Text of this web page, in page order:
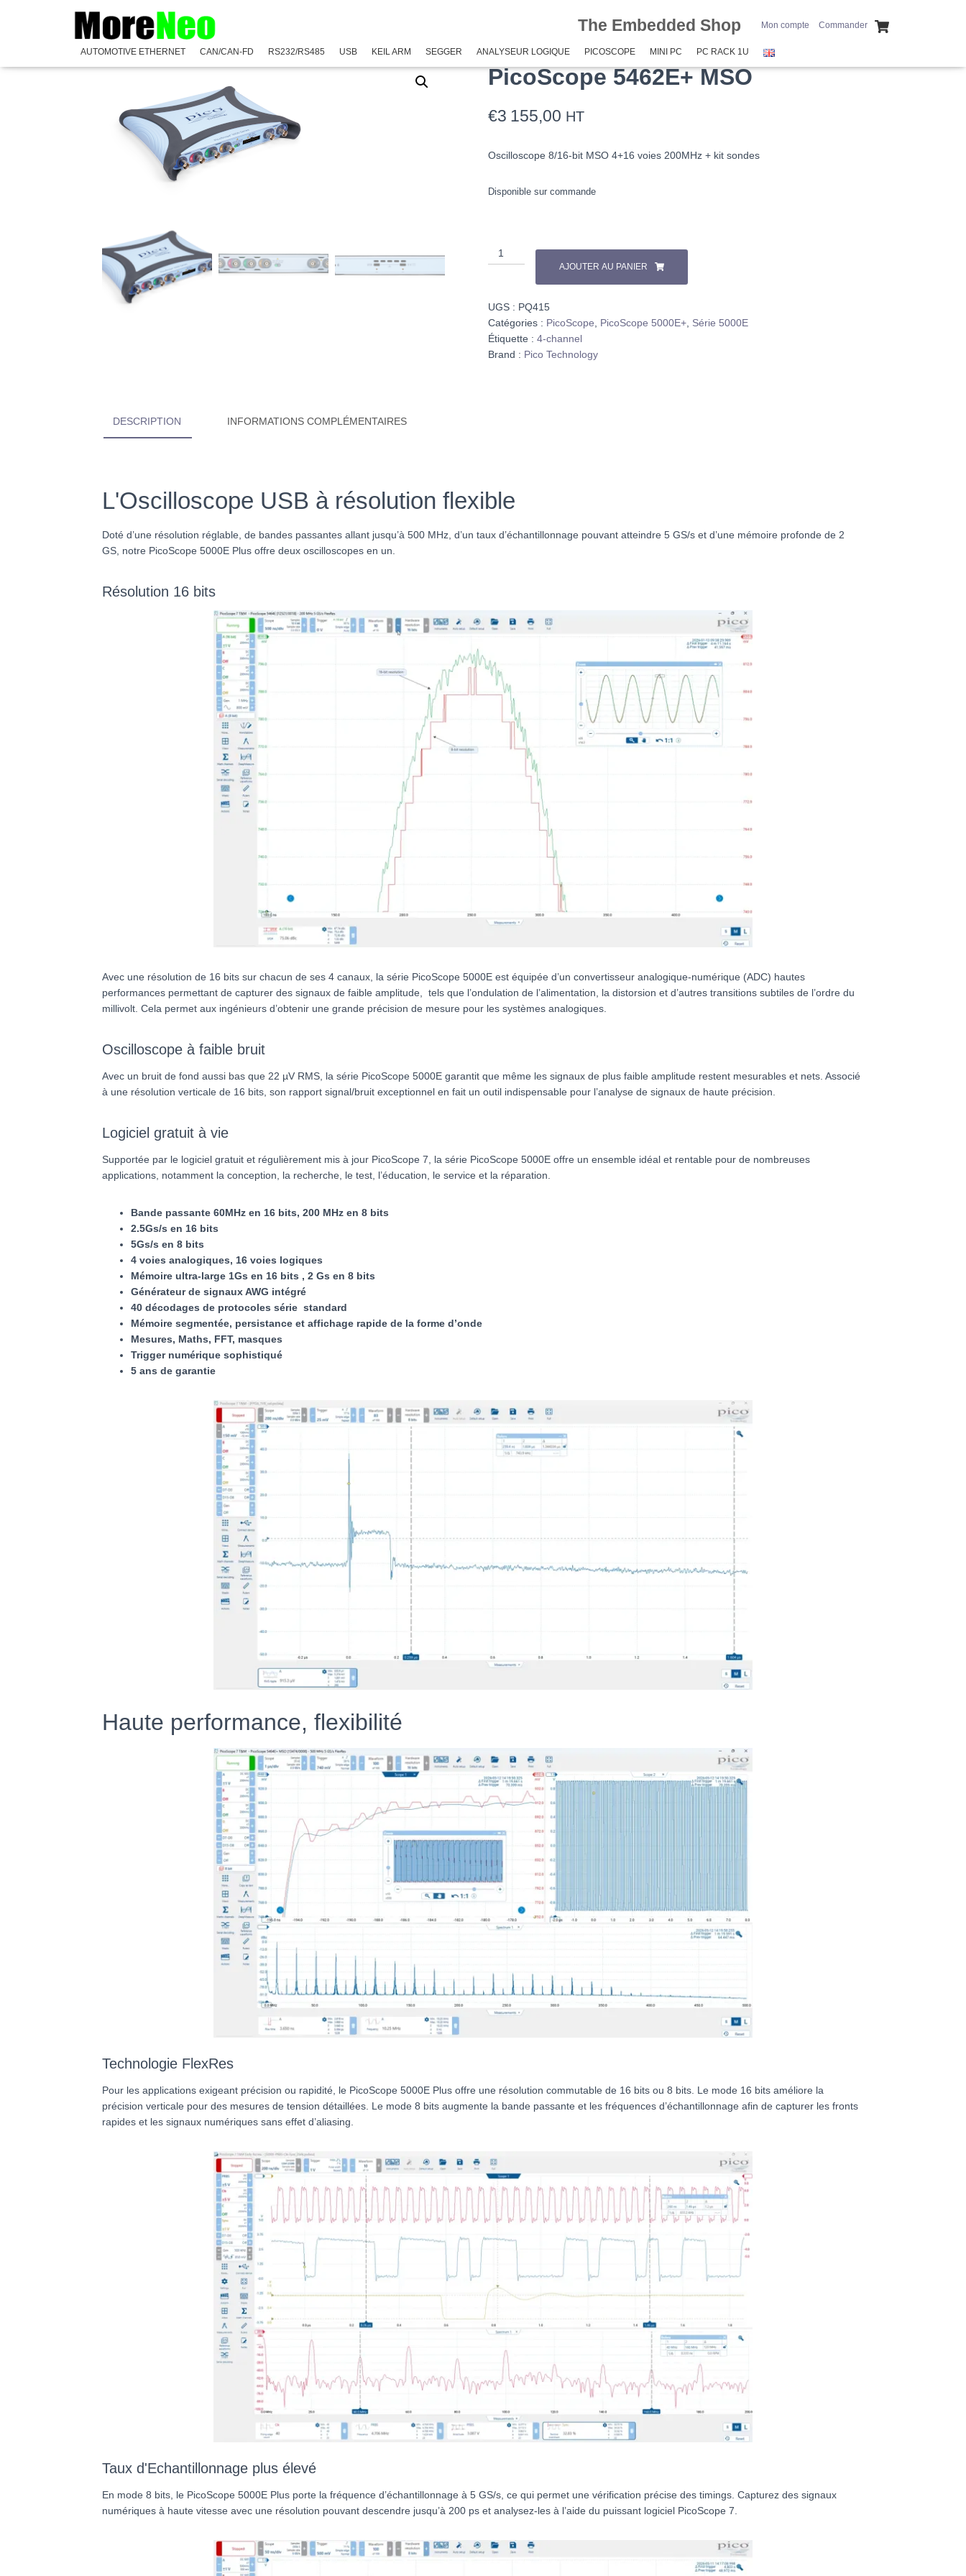
The Embedded Shop Mon compte Commander
AUTOMOTIVE ETHERNET CAN/CAN-FD RS232/RS485 USB KEIL ARM SEGGER ANALYSEUR LOGIQUE PICOSCOPE MINI PC PC RACK 1U
Accueil /PicoScope/Série 5000E
PicoScope 5462E+ MSO
€3 155,00 HT
Oscilloscope 8/16-bit MSO 4+16 voies 200MHz + kit sondes
Disponible sur commande
quantité
de
PicoScope
MSO
AJOUTER AU PANIER
UGS : PQ415
Catégories : PicoScope PicoScope 5000E+ Série 5000E
Étiquette : 4-channel
Brand : Pico Technology
DESCRIPTION INFORMATIONS COMPLÉMENTAIRES
L'Oscilloscope USB à résolution flexible
Doté d’une résolution réglable, de bandes passantes allant jusqu’à 500 MHz, d’un taux d’échantillonnage pouvant atteindre 5 GS/s et d’une mémoire profonde de 2
GS, notre PicoScope 5000E Plus offre deux oscilloscopes en un.
Résolution 16 bits
Avec une résolution de 16 bits sur chacun de ses 4 canaux, la série PicoScope 5000E est équipée d’un convertisseur analogique-numérique (ADC) hautes
performances permettant de capturer des signaux de faible amplitude, tels que l’ondulation de l’alimentation, la distorsion et d’autres transitions subtiles de l’ordre du
millivolt. Cela permet aux ingénieurs d’obtenir une grande précision de mesure pour les systèmes analogiques.
Oscilloscope à faible bruit
Avec un bruit de fond aussi bas que 22 µV RMS, la série PicoScope 5000E garantit que même les signaux de plus faible amplitude restent mesurables et nets. Associé
à une résolution verticale de 16 bits, son rapport signal/bruit exceptionnel en fait un outil indispensable pour l’analyse de signaux de haute précision.
Logiciel gratuit à vie
Supportée par le logiciel gratuit et régulièrement mis à jour PicoScope 7, la série PicoScope 5000E offre un ensemble idéal et rentable pour de nombreuses
applications, notamment la conception, la recherche, le test, l’éducation, le service et la réparation.
Bande passante 60MHz en 16 bits, 200 MHz en 8 bits
2.5Gs/s en 16 bits
5Gs/s en 8 bits
4 voies analogiques, 16 voies logiques
Mémoire ultra-large 1Gs en 16 bits , 2 Gs en 8 bits
Générateur de signaux AWG intégré
40 décodages de protocoles série standard
Mémoire segmentée, persistance et affichage rapide de la forme d’onde
Mesures, Maths, FFT, masques
Trigger numérique sophistiqué
5 ans de garantie
Haute performance, flexibilité
Technologie FlexRes
Pour les applications exigeant précision ou rapidité, le PicoScope 5000E Plus offre une résolution commutable de 16 bits ou 8 bits. Le mode 16 bits améliore la
précision verticale pour des mesures de tension détaillées. Le mode 8 bits augmente la bande passante et les fréquences d’échantillonnage afin de capturer les fronts
rapides et les signaux numériques sans effet d’aliasing.
Taux d'Echantillonnage plus élevé
En mode 8 bits, le PicoScope 5000E Plus porte la fréquence d’échantillonnage à 5 GS/s, ce qui permet une vérification précise des timings. Capturez des signaux
numériques à haute vitesse avec une résolution pouvant descendre jusqu’à 200 ps et analysez-les à l’aide du puissant logiciel PicoScope 7.